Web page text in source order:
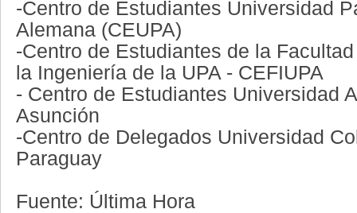
-Centro de Estudiantes Universidad
Alemana (CEUPA)
-Centro de Estudiantes de la
la Ingeniería de la UPA - CEFIUPA
- Centro de Estudiantes Universidad
Asunción
-Centro de Delegados Universidad
Paraguay
Fuente: Última Hora